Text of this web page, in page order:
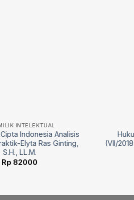
INTELEKTUAL
Indonesia Analisis
Elyta Ras Ginting,
S.H., LL.M.
Rp 82000
(VII/